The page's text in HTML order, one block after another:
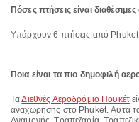
Πόσες πτήσεις είναι
Υπάρχουν 6 πτήσεις από
Ποια είναι τα πιο δημοφιλή
ΤαΔιεθνές Αεροδρόμιο Πουκέτ
αναχώρησης στο Phuket. Αυτά